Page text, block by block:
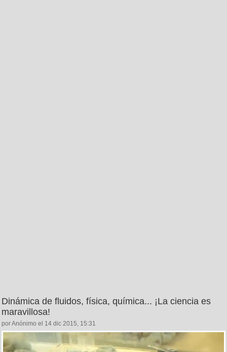
Dinámica de fluidos, física, química... ¡La ciencia es
maravillosa!
por Anónimo el 14 dic 2015, 15:31